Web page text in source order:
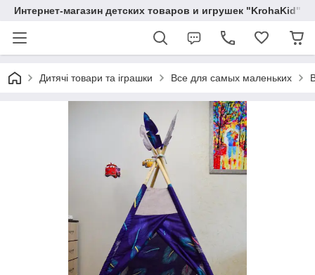
Интернет-магазин детских товаров и игрушек "KrohaKid"
Дитячі товари та іграшки Все для самых маленьких